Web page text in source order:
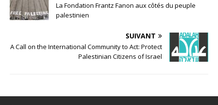
La Fondation Frantz Fanon aux côtés du peuple
palestinien
SUIVANT
A Call on the International Community to Act: Protect
Palestinian Citizens of Israel